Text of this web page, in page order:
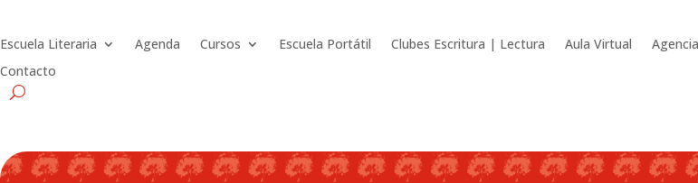
Escuela Literaria Agenda Cursos Escuela Portátil Clubes Escritura | Lectura Aula Virtual
Contacto